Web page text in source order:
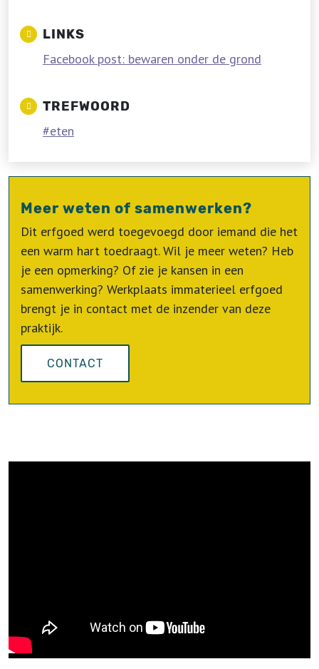
LINKS
Facebook post: bewaren onder de grond
TREFWOORD
eten
Meer weten of samenwerken?
Dit erfgoed werd toegevoegd door iemand die het
een warm hart toedraagt. Wil je meer weten? Heb
je een opmerking? Of zie je kansen in een
samenwerking? Werkplaats immaterieel erfgoed
brengt je in contact met de inzender van deze
praktijk.
CONTACT